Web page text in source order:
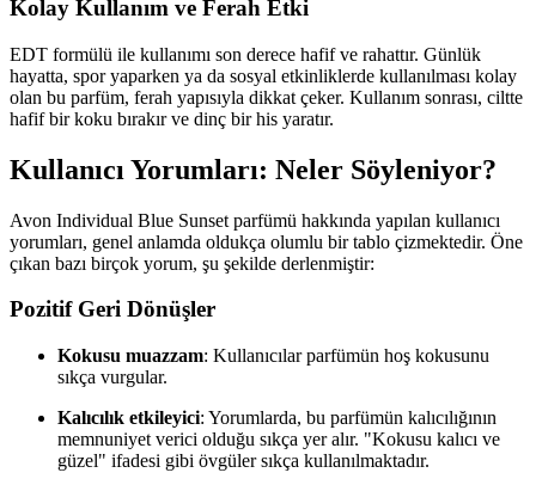
Kolay Kullanım ve Ferah Etki
EDT formülü ile kullanımı son derece hafif ve rahattır. Günlük
hayatta, spor yaparken ya da sosyal etkinliklerde kullanılması kolay
olan bu parfüm, ferah yapısıyla dikkat çeker. Kullanım sonrası, ciltte
hafif bir koku bırakır ve dinç bir his yaratır.
Kullanıcı Yorumları: Neler Söyleniyor?
Avon Individual Blue Sunset parfümü hakkında yapılan kullanıcı
yorumları, genel anlamda oldukça olumlu bir tablo çizmektedir. Öne
çıkan bazı birçok yorum, şu şekilde derlenmiştir:
Pozitif Geri Dönüşler
Kokusu muazzam: Kullanıcılar parfümün hoş kokusunu
sıkça vurgular.
Kalıcılık etkileyici: Yorumlarda, bu parfümün kalıcılığının
memnuniyet verici olduğu sıkça yer alır. "Kokusu kalıcı ve
güzel" ifadesi gibi övgüler sıkça kullanılmaktadır.